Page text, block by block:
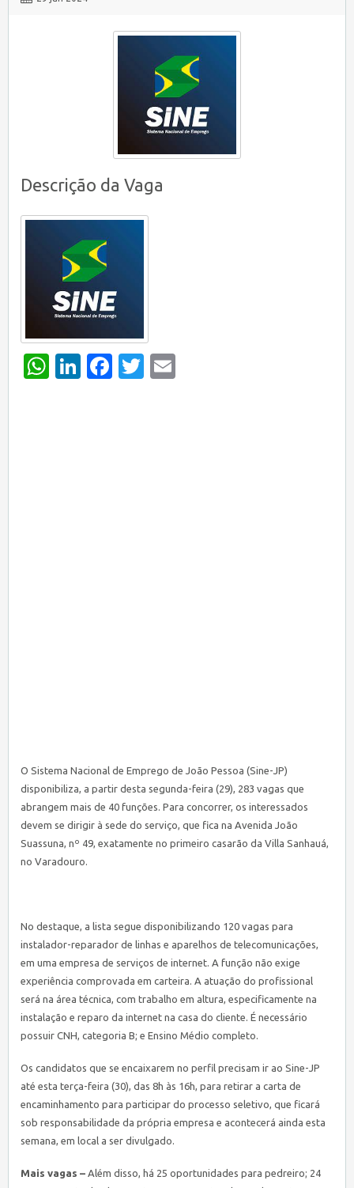
Descrição da Vaga
WhatsApp
LinkedIn
Facebook
Twitter
O Sistema Nacional de Emprego de João Pessoa (Sine-JP)
disponibiliza, a partir desta segunda-feira (29), 283 vagas que
abrangem mais de 40 funções. Para concorrer, os interessados
devem se dirigir à sede do serviço, que fica na Avenida João
Suassuna, nº 49, exatamente no primeiro casarão da Villa Sanhauá,
no Varadouro.
No destaque, a lista segue disponibilizando 120 vagas para
instalador-reparador de linhas e aparelhos de telecomunicações,
em uma empresa de serviços de internet. A função não exige
experiência comprovada em carteira. A atuação do profissional
será na área técnica, com trabalho em altura, especificamente na
instalação e reparo da internet na casa do cliente. É necessário
possuir CNH, categoria B; e Ensino Médio completo.
Os candidatos que se encaixarem no perfil precisam ir ao Sine-JP
até esta terça-feira (30), das 8h às 16h, para retirar a carta de
encaminhamento para participar do processo seletivo, que ficará
sob responsabilidade da própria empresa e acontecerá ainda esta
semana, em local a ser divulgado.
Mais vagas – Além disso, há 25 oportunidades para pedreiro; 24